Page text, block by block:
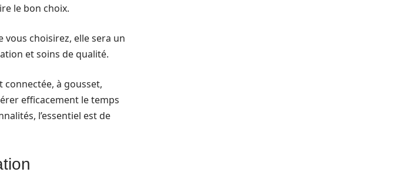
le bon choix.
choisirez, elle sera un
et soins de qualité.
connectée, à gousset,
efficacement le temps
l’essentiel est de